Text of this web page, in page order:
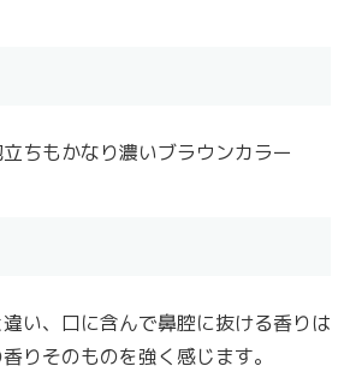
ちもかなり濃いブラウンカラー
い、口に含んで鼻腔に抜ける香りは
りそのものを強く感じます。